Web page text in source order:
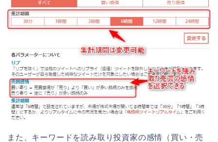
また、キーワードを読み取り投資家の感情（買い・売